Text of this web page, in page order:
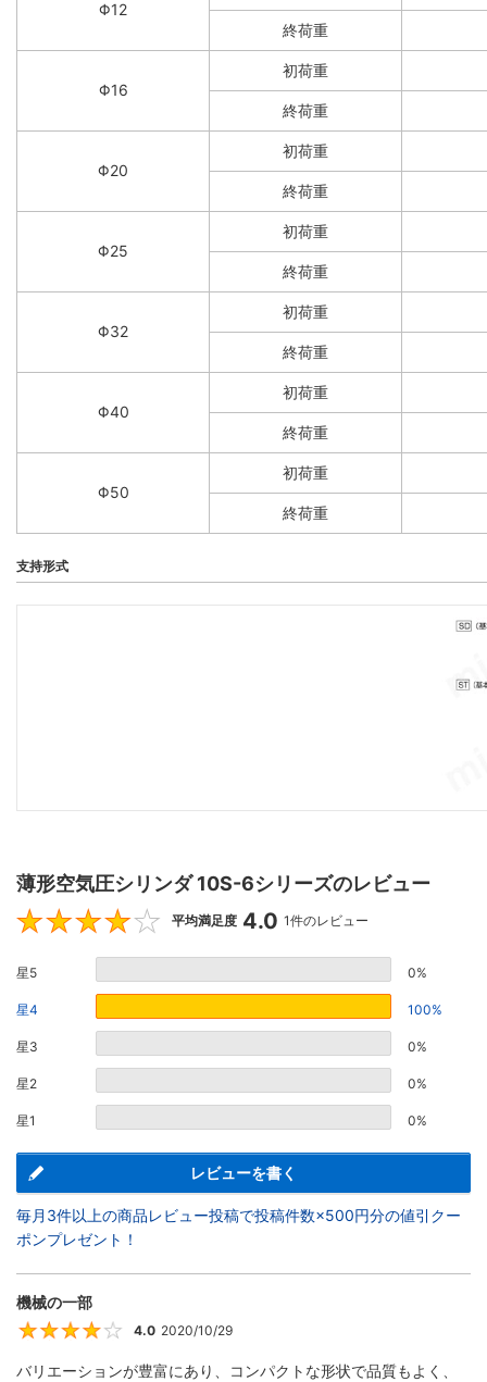
Φ12
終荷重
Φ16
初荷重
終荷重
Φ20
初荷重
終荷重
Φ25
初荷重
終荷重
Φ32
初荷重
終荷重
Φ40
初荷重
終荷重
Φ50
初荷重
終荷重
支持形式
薄形空気圧シリンダ 10S-6シリーズのレビュー
4
平均満足度 4.0 1件のレビュー
星5 0%
星4 100%
星3 0%
星2 0%
星1 0%
レビューを書く
毎月3件以上の商品レビュー投稿で投稿件数×500円分の値引クー
ポンプレゼント！
機械の一部
4
4.0 2020/10/29
バリエーションが豊富にあり、コンパクトな形状で品質もよく、